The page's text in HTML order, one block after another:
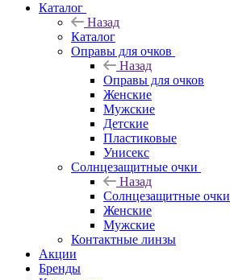
Каталог
Назад
Каталог
Оправы для очков
Назад
Оправы для очков
Женские
Мужские
Детские
Пластиковые
Унисекс
Солнцезащитные очки
Назад
Солнцезащитные очки
Женские
Мужские
Контактные линзы
Акции
Бренды